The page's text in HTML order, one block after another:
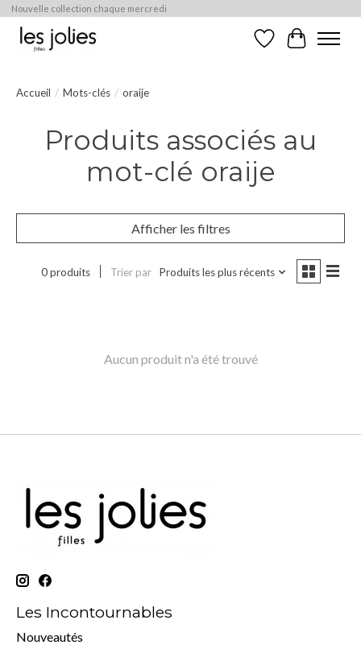
Nouvelle collection chaque mercredi
Liste de souhaits
Panier
Accueil / Mots-clés / oraije
Produits associés au
mot-clé oraije
Afficher les filtres
0 produits Trier par Produits les plus récents
Aucun produit n'a été trouvé
Les Incontournables
Nouveautés